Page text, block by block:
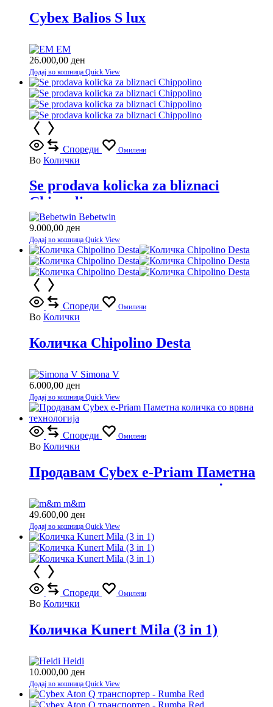
Cybex Balios S lux
EM
26.000,00 ден
Додај во кошница Quick View
Спореди Омилени
Во Колички
Se prodava kolicka za bliznaci
Chippolino
Bebetwin
9.000,00 ден
Додај во кошница Quick View
Спореди Омилени
Во Колички
Количка Chipolino Desta
Simona V
6.000,00 ден
Додај во кошница Quick View
Спореди Омилени
Во Колички
Продавам Cybex e-Priam Паметна
количка со врвна технологија
m&m
49.600,00 ден
Додај во кошница Quick View
Спореди Омилени
Во Колички
Количка Kunert Mila (3 in 1)
Heidi
10.000,00 ден
Додај во кошница Quick View